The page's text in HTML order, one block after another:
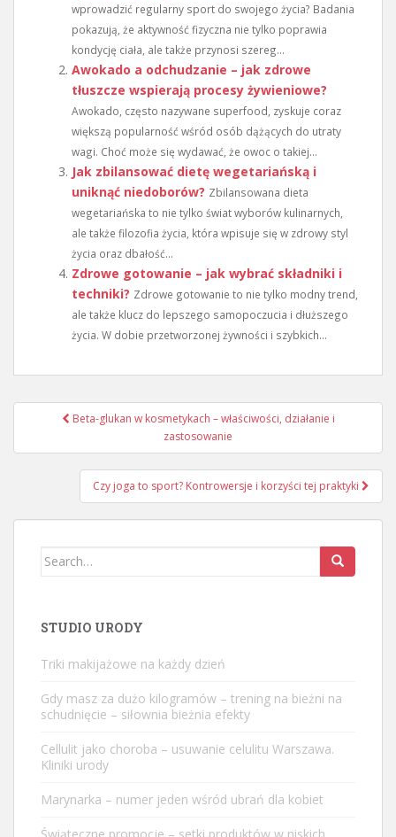
wprowadzić regularny sport do swojego życia? Badania
pokazują, że aktywność fizyczna nie tylko poprawia
kondycję ciała, ale także przynosi szereg...
Awokado a odchudzanie – jak zdrowe
tłuszcze wspierają procesy żywieniowe?
Awokado, często nazywane superfood, zyskuje coraz
większą popularność wśród osób dążących do utraty
wagi. Choć może się wydawać, że owoc o takiej...
Jak zbilansować dietę wegetariańską i
uniknąć niedoborów? Zbilansowana dieta
wegetariańska to nie tylko świat wyborów kulinarnych,
ale także filozofia życia, która wpisuje się w zdrowy styl
życia oraz dbałość...
Zdrowe gotowanie – jak wybrać składniki i
techniki? Zdrowe gotowanie to nie tylko modny trend,
ale także klucz do lepszego samopoczucia i dłuższego
życia. W dobie przetworzonej żywności i szybkich...
NawigacjaBeta-glukan w kosmetykach – właściwości, działanie i
zastosowanie
Czy joga to sport? Kontrowersje i korzyści tej praktyki
Search
STUDIO URODY
Triki makijażowe na każdy dzień
Gdy masz za dużo kilogramów – trening na bieżni na
schudnięcie – siłownia bieżnia efekty
Cellulit jako choroba – usuwanie celulitu Warszawa.
Kliniki urody
Marynarka – numer jeden wśród ubrań dla kobiet
Świąteczne promocje – setki produktów w niskich